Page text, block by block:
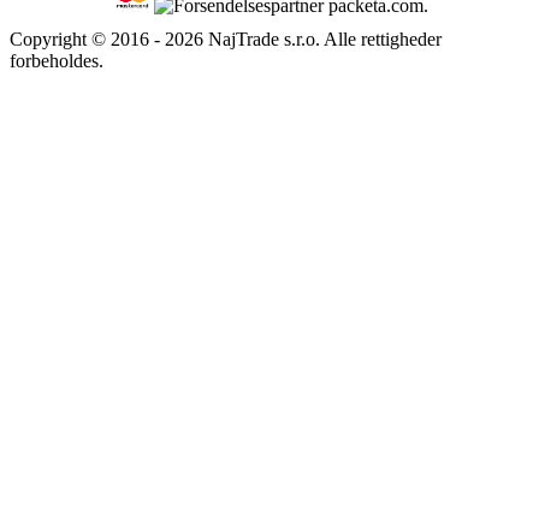
Copyright © 2016 - 2026 NajTrade s.r.o. Alle rettigheder
forbeholdes.